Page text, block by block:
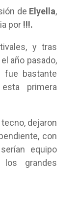
de Elyella,
por!!!.
y tras
año pasado,
fue bastante
primera
dejaron
con
equipo
grandes